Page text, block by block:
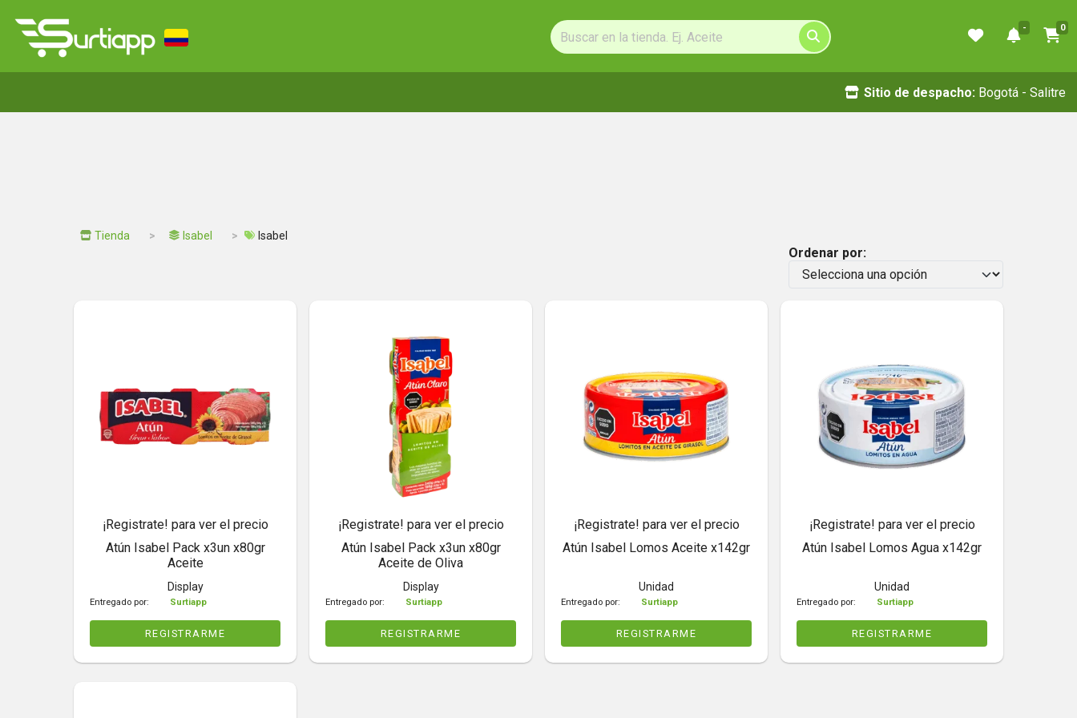
- 0
Sitio de despacho: Bogotá - Salitre
Tienda Isabel Isabel
Ordenar por:
¡Registrate! para ver el precio
Atún Isabel Pack x3un x80gr
Aceite
Display
Entregado por: Surtiapp
REGISTRARME
¡Registrate! para ver el precio
Atún Isabel Pack x3un x80gr
Aceite de Oliva
Display
Entregado por: Surtiapp
REGISTRARME
¡Registrate! para ver el precio
Atún Isabel Lomos Aceite x142gr
Unidad
Entregado por: Surtiapp
REGISTRARME
¡Registrate! para ver el precio
Atún Isabel Lomos Agua x142gr
Unidad
Entregado por: Surtiapp
REGISTRARME